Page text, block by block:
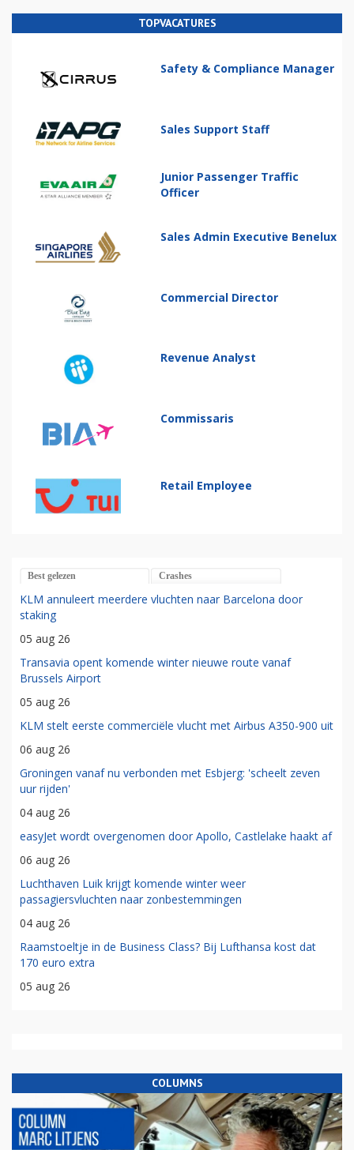
TOPVACATURES
Safety & Compliance Manager
Sales Support Staff
Junior Passenger Traffic
Officer
Sales Admin Executive Benelux
Commercial Director
Revenue Analyst
Commissaris
Retail Employee
Best gelezen Crashes
KLM annuleert meerdere vluchten naar Barcelona door
staking
05 aug 26
Transavia opent komende winter nieuwe route vanaf
Brussels Airport
05 aug 26
KLM stelt eerste commerciële vlucht met Airbus A350-900 uit
06 aug 26
Groningen vanaf nu verbonden met Esbjerg: 'scheelt zeven
uur rijden'
04 aug 26
easyJet wordt overgenomen door Apollo, Castlelake haakt af
06 aug 26
Luchthaven Luik krijgt komende winter weer
passagiersvluchten naar zonbestemmingen
04 aug 26
Raamstoeltje in de Business Class? Bij Lufthansa kost dat
170 euro extra
05 aug 26
COLUMNS